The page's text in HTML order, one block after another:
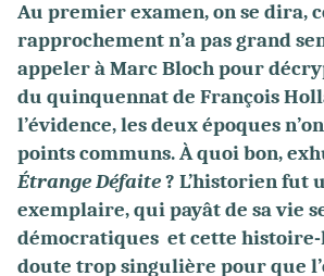
Au premier examen, on se dira,
rapprochement n’a pas grand
appeler à Marc Bloch pour
du quinquennat de François
l’évidence, les deux époques
points communs. À quoi bon,
Étrange Défaite? L’historien fut
exemplaire, qui payât de sa vie
démocratiques et cette histoire-
doute trop singulière pour que